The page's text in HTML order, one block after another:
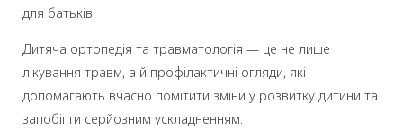
для батьків.
Дитяча ортопедія та травматологія — це не лише
лікування травм, а й профілактичні огляди, які
допомагають вчасно помітити зміни у розвитку дитини та
запобігти серйозним ускладненням.